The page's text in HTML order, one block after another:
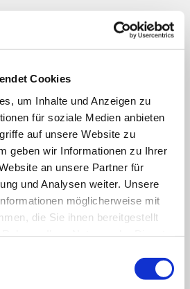
Cookies
um Inhalte und Anzeigen zu
für soziale Medien anbieten
auf unsere Website zu
geben wir Informationen zu Ihrer
an unsere Partner für
und Analysen weiter. Unsere
möglicherweise mit
die Sie ihnen bereitgestellt
Webseite weiterhin nutzen.
Lösungen im